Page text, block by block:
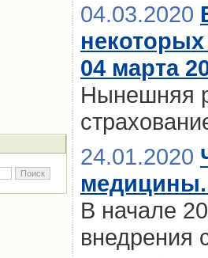
04.03.2020
04 марта
Нынешняя
24.01.2020
медицины.
В начале
внедрения